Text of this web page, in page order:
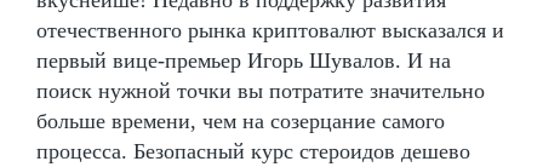
отечественного рынка криптовалют высказался и
первый вице-премьер Игорь Шувалов. И на
поиск нужной точки вы потратите значительно
больше времени, чем на созерцание самого
процесса. Безопасный курс стероидов дешево